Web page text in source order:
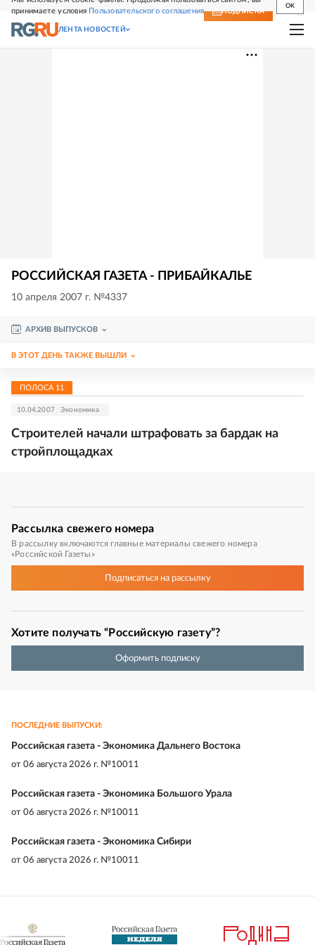
принимаете условия Пользовательского соглашения
OK
СВЕЖИЙ НОМЕР ПОДПИСКА
ЛЕНТА НОВОСТЕЙ
РОССИЙСКАЯ ГАЗЕТА - ПРИБАЙКАЛЬЕ
10 апреля 2007 г. №4337
АРХИВ ВЫПУСКОВ
В ЭТОТ ДЕНЬ ТАКЖЕ ВЫШЛИ
ПОЛОСА 11
10.04.2007 Экономика
Строителей начали штрафовать за бардак на
стройплощадках
Рассылка свежего номера
В рассылку включаются главные материалы свежего номера
«Российской Газеты»
Подписатьсяна рассылку
Хотите получать “Российскую газету”?
Оформить подписку
ПОСЛЕДНИЕ ВЫПУСКИ:
Российская газета - Экономика Дальнего Востока
от 06 августа 2026 г. №10011
Российская газета - Экономика Большого Урала
от 06 августа 2026 г. №10011
Российская газета - Экономика Сибири
от 06 августа 2026 г. №10011